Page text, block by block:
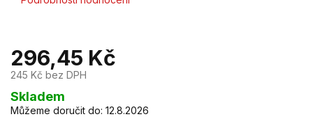
0,0
z
5
hvězdiček.
296,45 Kč
245 Kč bez DPH
Měrná
cena:
Skladem
Můžeme doručit do: 12.8.2026